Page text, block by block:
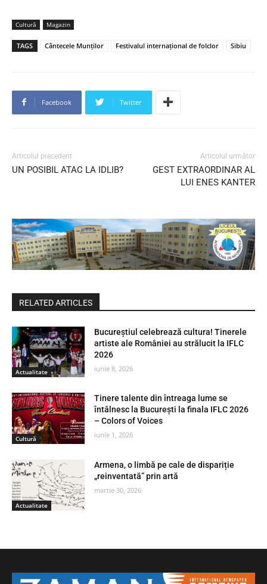
Cultură Magazin
TAGS Cântecele Munţilor Festivalul internaţional de folclor Sibiu
Facebook Twitter
Articolul precedent
UN POSIBIL ATAC LA IDLIB?
Articolul următor
GEST EXTRAORDINAR AL
LUI ENES KANTER
RELATED ARTICLES
Actualitate
Bucureștiul celebrează cultura! Tinerele
artiste ale României au strălucit la IFLC
2026
iunie 8, 2026
Cultură
Tinere talente din întreaga lume se
întâlnesc la București la finala IFLC 2026
– Colors of Voices
iunie 1, 2026
Actualitate
Armena, o limbă pe cale de dispariție
„reinventată” prin artă
martie 30, 2026